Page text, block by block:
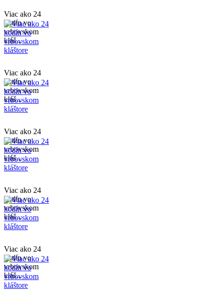
Viac ako 24
hodín vo
vrbovskom
kláš...
Viac ako 24
hodín vo
vrbovskom
kláš...
Viac ako 24
hodín vo
vrbovskom
kláš...
Viac ako 24
hodín vo
vrbovskom
kláš...
Viac ako 24
hodín vo
vrbovskom
kláš...